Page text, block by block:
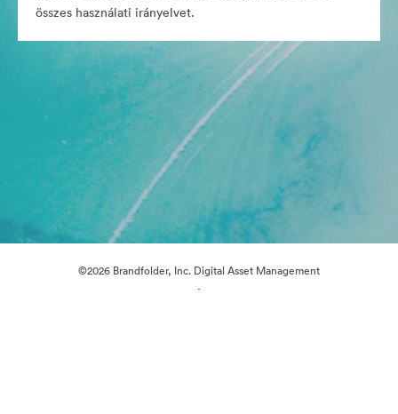
összes használati irányelvet.
©2026 Brandfolder, Inc. Digital Asset Management
·